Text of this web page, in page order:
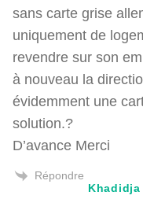
sans carte grise
uniquement de
revendre sur son
à nouveau la
évidemment une
solution.?
D’avance Merci
Répondre
Khadidja